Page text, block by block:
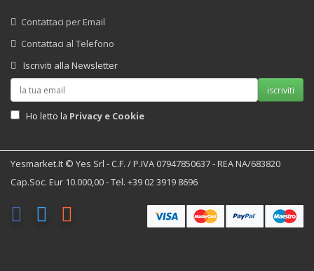
Contattaci per Email
Contattaci al Telefono
Iscriviti alla Newsletter
iscriviti
Ho letto la Privacy e Cookie
Yesmarket.it © Yes Srl - C.F. / P.IVA 07947850637 - REA NA/683820
Cap.Soc. Eur 10.000,00 - Tel. +39 02 3919 8696